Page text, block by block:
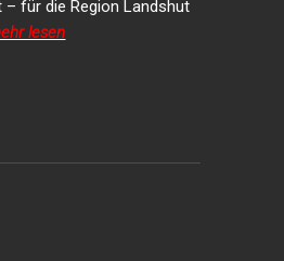
für die Region Landshut
lesen